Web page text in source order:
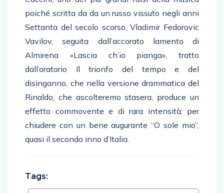
poiché scritta da da un russo vissuto negli anni
Settanta del secolo scorso, Vladimir Fedorovic
Vavilov, seguita dall’accorato lamento di
Almirena «Lascia ch’io pianga», tratto
dall’oratorio Il trionfo del tempo e del
disinganno, che nella versione drammatica del
Rinaldo, che ascolteremo stasera, produce un
effetto commovente e di rara intensità, per
chiudere con un bene augurante “O sole mio”,
quasi il secondo inno d’Italia.
Tags: